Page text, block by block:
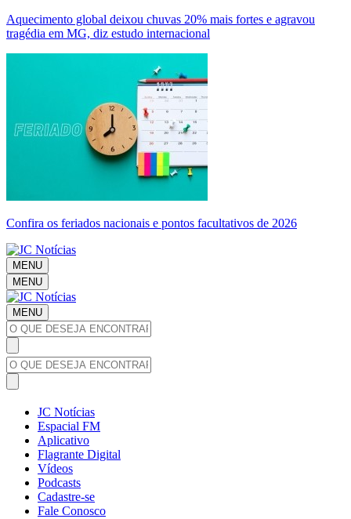
Aquecimento global deixou chuvas 20% mais fortes e agravou
tragédia em MG, diz estudo internacional
Confira os feriados nacionais e pontos facultativos de 2026
MENU
MENU
MENU
JC Notícias
Espacial FM
Aplicativo
Flagrante Digital
Vídeos
Podcasts
Cadastre-se
Fale Conosco